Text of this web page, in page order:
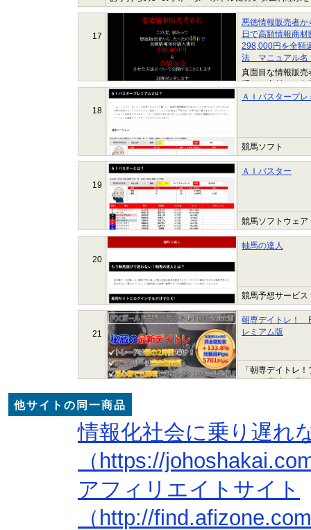
くります。コックが付いているものが使いやすいよ
ているホルミシス範囲の...
17
悪徳情報販売者
日で高額情報商材
298,000円を全額
法 マニュアル名
真面目な情報販
系」の商材は、
ません。 このひ
18
ＡＩバスタープレ
競馬ソフト
19
ＡＩバスター
競馬ソフトウェア
20
軸馬の達人
競馬予想サービス
21
朝専デイトレ！
レミアム版
「朝専デイトレ
された 堅実な長
他サイトの同一商品
情報化社会に乗り遅れ
（https://
アフィリエイトサイト
（http://